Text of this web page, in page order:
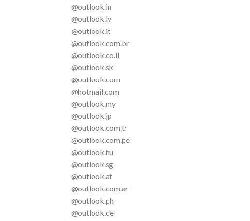
@outlook.in
@outlook.lv
@outlook.it
@outlook.com.br
@outlook.co.il
@outlook.sk
@outlook.com
@hotmail.com
@outlook.my
@outlook.jp
@outlook.com.tr
@outlook.com.pe
@outlook.hu
@outlook.sg
@outlook.at
@outlook.com.ar
@outlook.ph
@outlook.de